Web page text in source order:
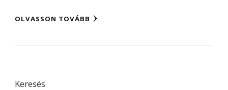
OLVASSON TOVÁBB
Keresés